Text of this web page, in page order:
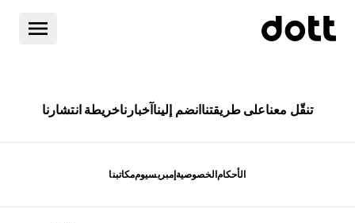
تنقّل معناعلى طريقتناانضم إليناآخبارناخريطة انتشارنا
الأحكامالخصوصيةإمبريسيوممكاتبنا